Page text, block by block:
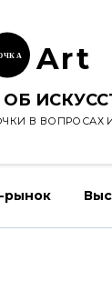
А Art
В ВОПРОСАХ
рынок